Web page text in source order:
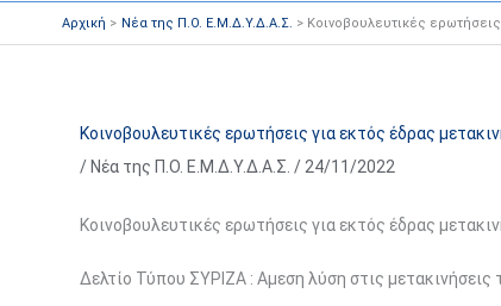
ρ
χ
ή
Αρχική Νέα της Π.Ο. Ε.Μ.Δ.Υ.Δ.Α.Σ. Κοινοβουλευτικές
Κοινοβουλευτικές ερωτήσεις για εκτός έδρας
/ Νέα της Π.Ο. Ε.Μ.Δ.Υ.Δ.Α.Σ. / 24/11/2022
Κοινοβουλευτικές ερωτήσεις για εκτός έδρας
Δελτίο Τύπου ΣΥΡΙΖΑ : Αμεση λύση στις